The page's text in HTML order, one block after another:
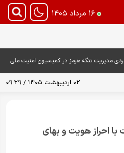
۱۶ مرداد ۱۴۰۵
مدیریت تنگه هرمز در کمیسیون امنیت ملی
۰۲ اردیبهشت ۱۴۰۵ / ۰۹:۲۹
با احراز هویت و بهای